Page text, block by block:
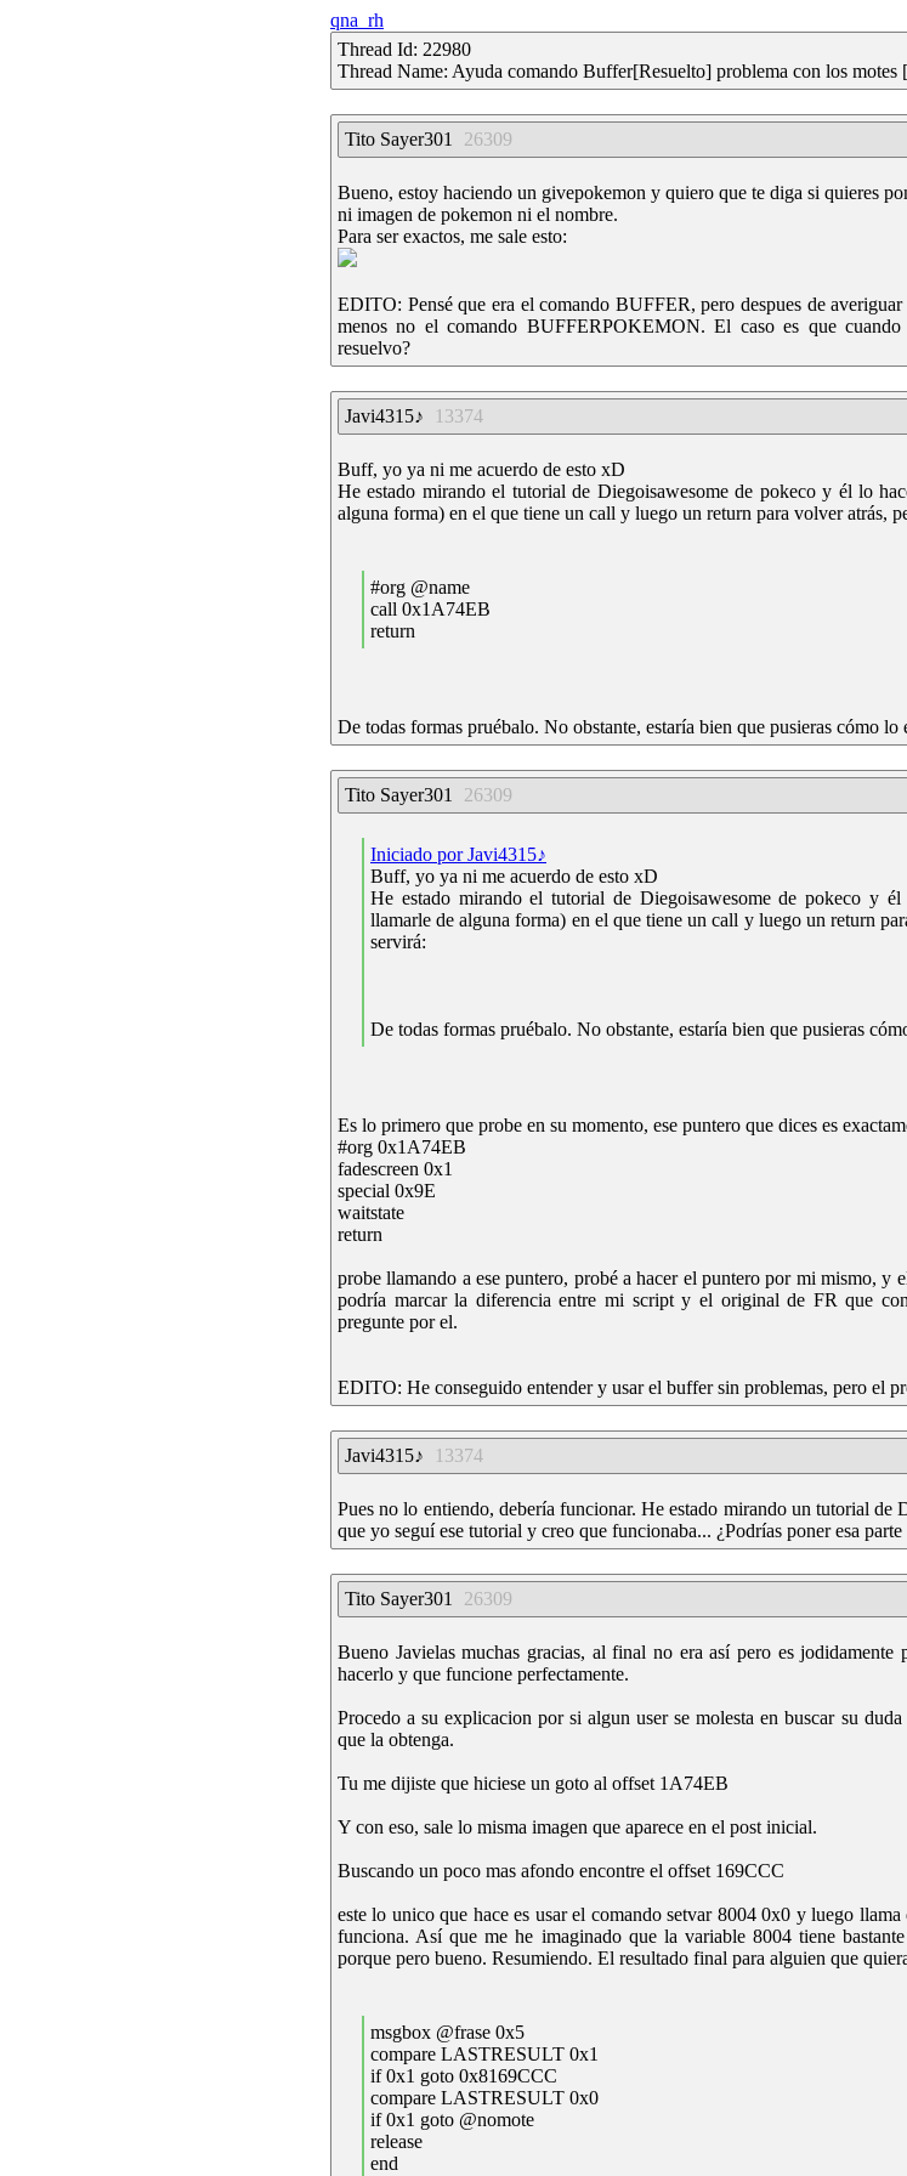
qna_rh
Thread Id: 22980
Thread Name: Ayuda comando Buffer[Resuelto] problema con los motes
Tito Sayer301 26309
Bueno, estoy haciendo un givepokemon y quiero que te diga si quieres
ni imagen de pokemon ni el nombre.
Para ser exactos, me sale esto:
EDITO: Pensé que era el comando BUFFER, pero despues de
menos no el comando BUFFERPOKEMON. El caso es que
resuelvo?
Javi4315♪ 13374
Buff, yo ya ni me acuerdo de esto xD
He estado mirando el tutorial de Diegoisawesome de pokeco y él lo
alguna forma) en el que tiene un call y luego un return para volver atrás,
#org @name
call 0x1A74EB
return
De todas formas pruébalo. No obstante, estaría bien que pusieras cómo lo
Tito Sayer301 26309
Iniciado por Javi4315♪
Buff, yo ya ni me acuerdo de esto xD
He estado mirando el tutorial de Diegoisawesome de pokeco y
llamarle de alguna forma) en el que tiene un call y luego un return
servirá:
De todas formas pruébalo. No obstante, estaría bien que pusieras
Es lo primero que probe en su momento, ese puntero que dices es
#org 0x1A74EB
fadescreen 0x1
special 0x9E
waitstate
return
probe llamando a ese puntero, probé a hacer el puntero por mi mismo, y
podría marcar la diferencia entre mi script y el original de FR que
pregunte por el.
EDITO: He conseguido entender y usar el buffer sin problemas, pero el
Javi4315♪ 13374
Pues no lo entiendo, debería funcionar. He estado mirando un tutorial de
que yo seguí ese tutorial y creo que funcionaba... ¿Podrías poner esa
Tito Sayer301 26309
Bueno Javielas muchas gracias, al final no era así pero es
hacerlo y que funcione perfectamente.
Procedo a su explicacion por si algun user se molesta en buscar su
que la obtenga.
Tu me dijiste que hiciese un goto al offset 1A74EB
Y con eso, sale lo misma imagen que aparece en el post inicial.
Buscando un poco mas afondo encontre el offset 169CCC
este lo unico que hace es usar el comando setvar 8004 0x0 y luego
funciona. Así que me he imaginado que la variable 8004 tiene
porque pero bueno. Resumiendo. El resultado final para alguien que
msgbox @frase 0x5
compare LASTRESULT 0x1
if 0x1 goto 0x8169CCC
compare LASTRESULT 0x0
if 0x1 goto @nomote
release
end